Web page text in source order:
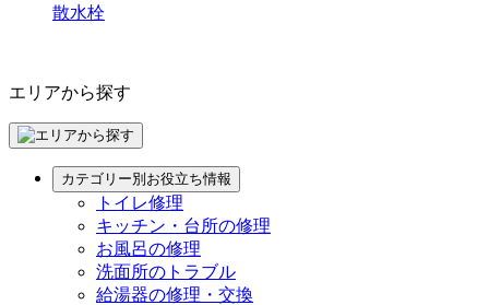
散水栓
エリアから探す
カテゴリー別お役立ち情報
トイレ修理
キッチン・台所の修理
お風呂の修理
洗面所のトラブル
給湯器の修理・交換